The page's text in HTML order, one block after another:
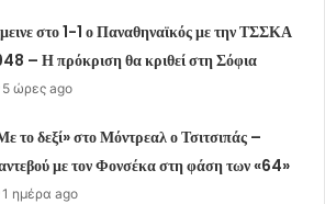
στο 1-1 ο Παναθηναϊκός με την ΤΣΣΚΑ
– Η πρόκριση θα κριθεί στη Σόφια
5 ώρες ago
το δεξί» στο Μόντρεαλ ο Τσιτσιπάς –
με τον Φονσέκα στη φάση των «64»
1 ημέρα ago